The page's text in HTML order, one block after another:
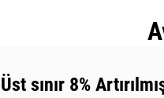
Üst sınır 8%